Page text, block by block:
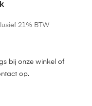
21% BTW
bij onze winkel of
op.